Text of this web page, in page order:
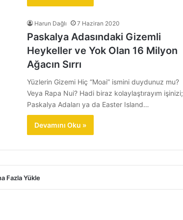
Harun Dağlı 7 Haziran 2020
Paskalya Adasındaki Gizemli
Heykeller ve Yok Olan 16 Milyon
Ağacın Sırrı
Yüzlerin Gizemi Hiç “Moai” ismini duydunuz mu?
Veya Rapa Nui? Hadi biraz kolaylaştırayım işinizi;
Paskalya Adaları ya da Easter Island…
Devamını Oku »
Fazla Yükle